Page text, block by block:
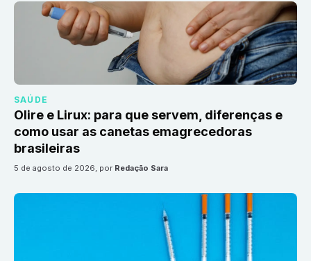
SAÚDE
Olire e Lirux: para que servem, diferenças e
como usar as canetas emagrecedoras
brasileiras
5 de agosto de 2026, por Redação Sara